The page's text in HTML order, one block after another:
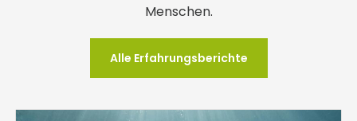
Menschen.
Alle Erfahrungsberichte